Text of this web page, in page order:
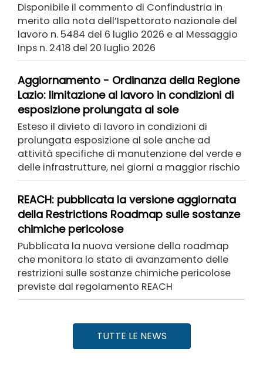
Disponibile il commento di Confindustria in
merito alla nota dell’Ispettorato nazionale del
lavoro n. 5484 del 6 luglio 2026 e al Messaggio
Inps n. 2418 del 20 luglio 2026
Aggiornamento - Ordinanza della Regione
Lazio: limitazione al lavoro in condizioni di
esposizione prolungata al sole
Esteso il divieto di lavoro in condizioni di
prolungata esposizione al sole anche ad
attività specifiche di manutenzione del verde e
delle infrastrutture, nei giorni a maggior rischio
REACH: pubblicata la versione aggiornata
della Restrictions Roadmap sulle sostanze
chimiche pericolose
Pubblicata la nuova versione della roadmap
che monitora lo stato di avanzamento delle
restrizioni sulle sostanze chimiche pericolose
previste dal regolamento REACH
TUTTE LE NEWS